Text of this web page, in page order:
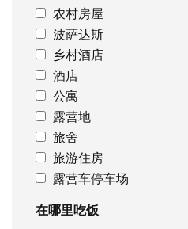
农村房屋
波萨达斯
乡村酒店
酒店
公寓
露营地
旅舍
旅游住房
露营车停车场
在哪里吃饭